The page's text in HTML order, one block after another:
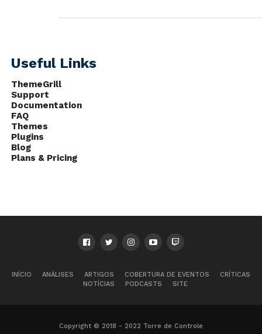
Useful Links
ThemeGrill
Support
Documentation
FAQ
Themes
Plugins
Blog
Plans & Pricing
INÍCIO ANÁLISES ARTIGOS COBERTURA DE EVENTOS
CRÍTICAS
NOTÍCIAS
PODCASTS SITE
Copyright © 2018 - 2022 Torre de Controle